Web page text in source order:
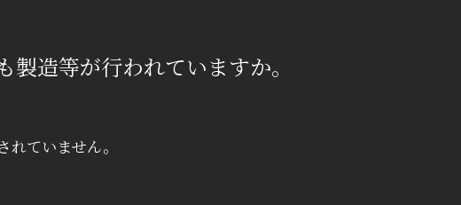
造等が行われていますか。
ていません。